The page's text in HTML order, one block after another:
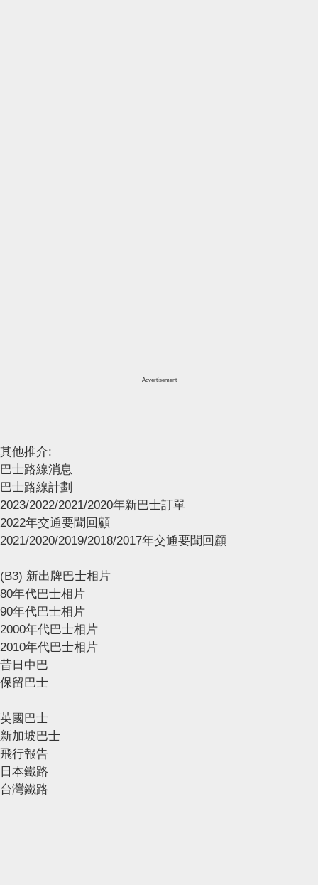
Advertisement
其他推介:
巴士路線消息
巴士路線計劃
2023/2022/2021/2020年新巴士訂單
2022年交通要聞回顧
2021/2020/2019/2018/2017年交通要聞回顧
(B3) 新出牌巴士相片
80年代巴士相片
90年代巴士相片
2000年代巴士相片
2010年代巴士相片
昔日中巴
保留巴士
英國巴士
新加坡巴士
飛行報告
日本鐵路
台灣鐵路